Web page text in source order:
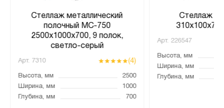
Стеллаж металлический
полочный МС-750
2500х1000х700, 9 полок,
светло-серый
Арт. 7310 (4)
Высота, мм
2500
Ширина, мм
1000
Глубина, мм
700
Стеллаж
310х100х70,
Арт. 226547
Высота, мм
Ширина, мм
Глубина, мм